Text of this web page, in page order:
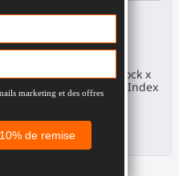
MagTube VR gunstock x
ScopeOG pour Valve Index
210,00 €